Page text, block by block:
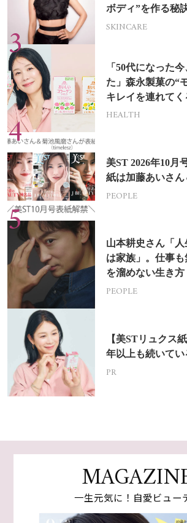
ボディ”を作る秘
SKINCARE
「50代になった
た」森永製菓の“
キレイを連れてく
HEALTH
美ST 2026年10月
紙は加藤あいさん
PEOPLE
山本耕史さん「
は家族」。仕事
を溜めない生き方
PEOPLE
【美STリュクス
年以上も続いて
PR
一生元気に！自愛ビュー